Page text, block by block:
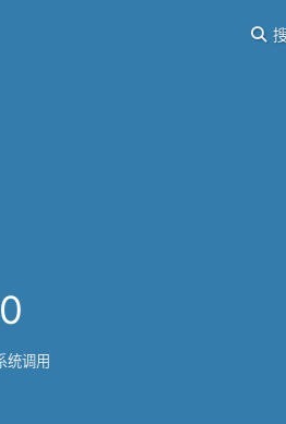
统调用